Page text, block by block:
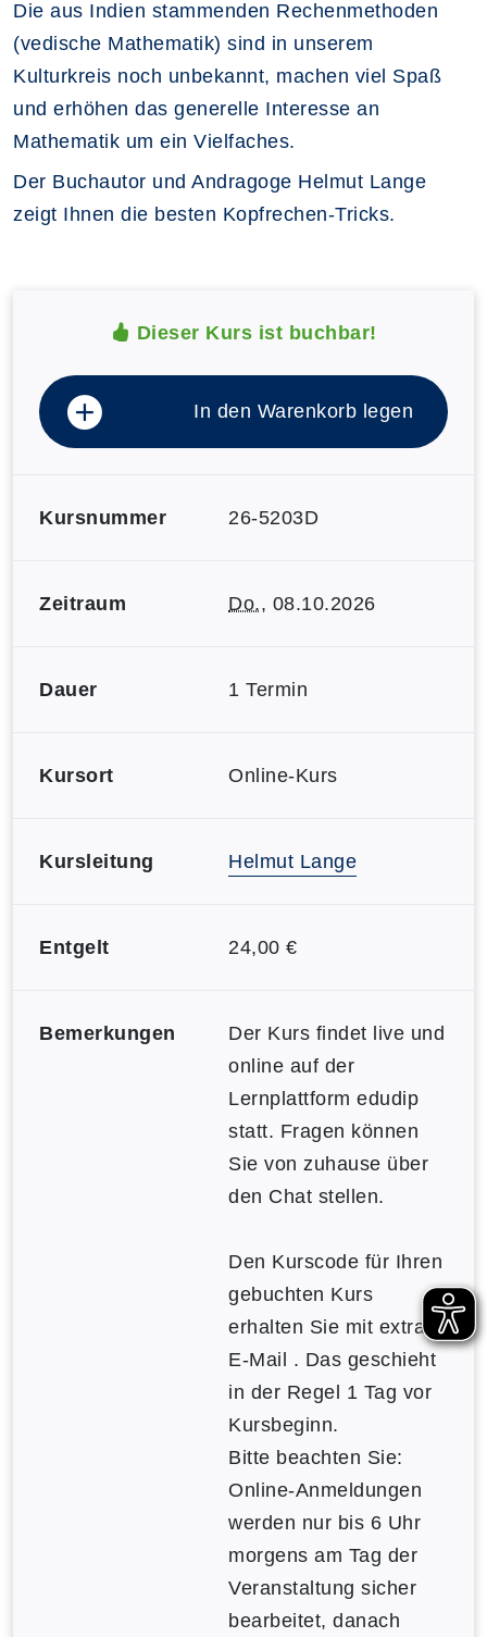
Die aus Indien stammenden Rechenmethoden
(vedische Mathematik) sind in unserem
Kulturkreis noch unbekannt, machen viel Spaß
und erhöhen das generelle Interesse an
Mathematik um ein Vielfaches.
Der Buchautor und Andragoge Helmut Lange
zeigt Ihnen die besten Kopfrechen-Tricks.
Dieser Kurs ist buchbar!
In den Warenkorb legen
Kursnummer 26-5203D
Zeitraum Do., 08.10.2026
Dauer 1 Termin
Kursort Online-Kurs
Kursleitung Helmut Lange
Entgelt 24,00 €
Bemerkungen
Der Kurs findet live und
online auf der
Lernplattform edudip
statt. Fragen können
Sie von zuhause über
den Chat stellen.
Den Kurscode für Ihren
gebuchten Kurs
erhalten Sie mit extra
E-Mail . Das geschieht
in der Regel 1 Tag vor
Kursbeginn.
Bitte beachten Sie:
Online-Anmeldungen
werden nur bis 6 Uhr
morgens am Tag der
Veranstaltung sicher
bearbeitet, danach